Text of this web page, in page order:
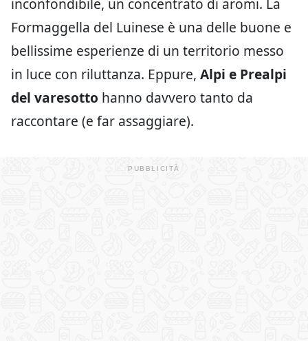
inconfondibile, un concentrato di aromi. La
Formaggella del Luinese è una delle buone e
bellissime esperienze di un territorio messo
in luce con riluttanza. Eppure, Alpi e Prealpi
del varesotto hanno davvero tanto da
raccontare (e far assaggiare).